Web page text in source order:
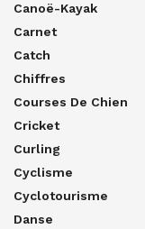
Canoë-Kayak
Carnet
Catch
Chiffres
Courses De Chien
Cricket
Curling
Cyclisme
Cyclotourisme
Danse